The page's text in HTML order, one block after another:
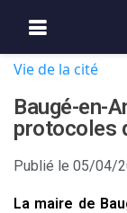
Vie de la cité
Baugé-en-
protocoles
Publié le 05/04/
La maire de